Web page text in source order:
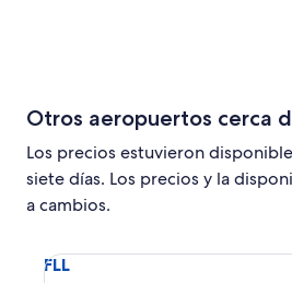
Otros aeropuertos cerca
Los precios estuvieron
siete días. Los precios y la
a cambios.
FLL